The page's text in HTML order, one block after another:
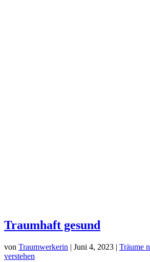
Traumhaft gesund
von Traumwerkerin | Juni 4, 2023 | Träume
verstehen